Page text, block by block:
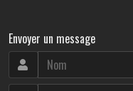
Envoyer un message